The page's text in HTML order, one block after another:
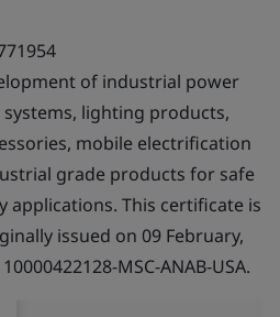
of industrial power
lighting products,
mobile electrification
grade products for safe
applications. This certificate is
issued on 09 February,
MSC-ANAB-USA.